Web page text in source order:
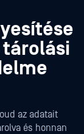
az adatait
és honnan